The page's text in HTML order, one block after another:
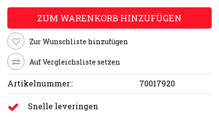
ZUM WARENKORB HINZUFÜGEN
Zur Wunschliste hinzufügen
Auf Vergleichsliste setzen
Artikelnummer:: 70017920
Snelle leveringen